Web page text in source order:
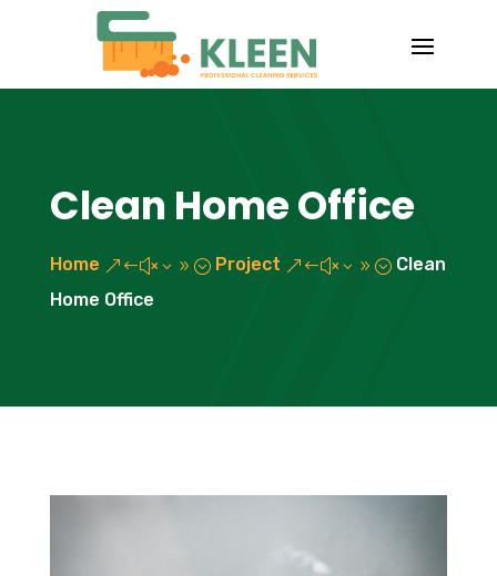
Clean Home Office
Home &#x39; Project &#x39; Clean
Home Office